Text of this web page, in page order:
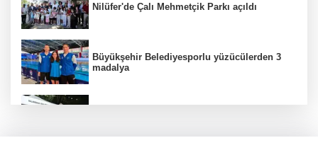
Nilüfer'de Çalı Mehmetçik Parkı açıldı
Büyükşehir Belediyesporlu yüzücülerden 3
madalya